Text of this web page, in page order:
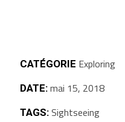
CATÉGORIE Exploring
DATE: mai 15, 2018
TAGS: Sightseeing